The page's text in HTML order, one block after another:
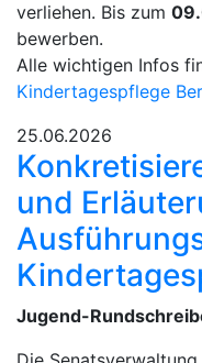
verliehen. Bis zum
bewerben.
Alle wichtigen Infos
Kindertagespflege
25.06.2026
und
Jugend-